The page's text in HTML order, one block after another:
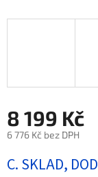
8 199 Kč
6 776 Kč bez DPH
cena:
C. SKLAD,